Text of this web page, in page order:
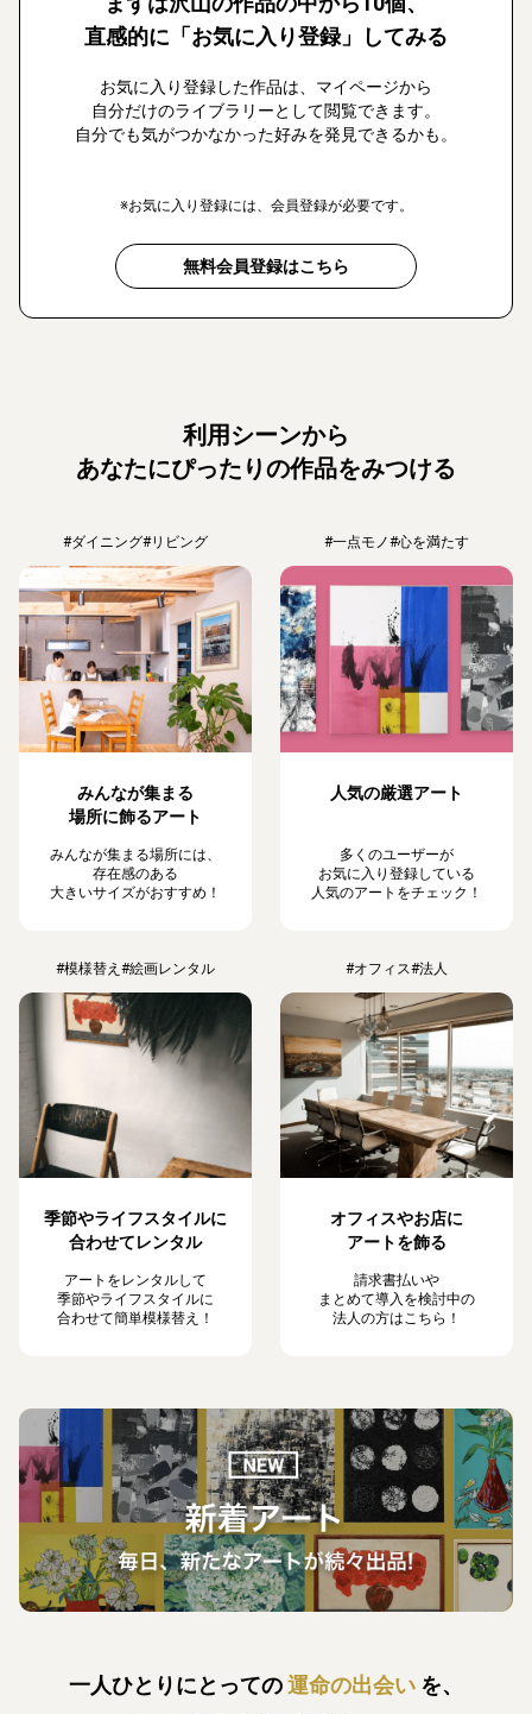
直感的に「お気に入り登録」してみる
お気に入り登録した作品は、マイページから
自分だけのライブラリーとして閲覧できます。
自分でも気がつかなかった好みを発見できるかも。
※お気に入り登録には、会員登録が必要です。
無料会員登録はこちら
利用シーンから
あなたにぴったりの作品をみつける
#ダイニング#リビング
みんなが集まる
場所に飾るアート
みんなが集まる場所には、
存在感のある
大きいサイズがおすすめ！
#一点モノ#心を満たす
人気の厳選アート
多くのユーザーが
お気に入り登録している
人気のアートをチェック！
#模様替え #絵画レンタル
季節やライフスタイルに
合わせてレンタル
アートをレンタルして
季節やライフスタイルに
合わせて簡単模様替え！
#オフィス#法人
オフィスやお店に
アートを飾る
請求書払いや
まとめて導入を検討中の
法人の方はこちら！
一人ひとりにとっての運命の出会い を、